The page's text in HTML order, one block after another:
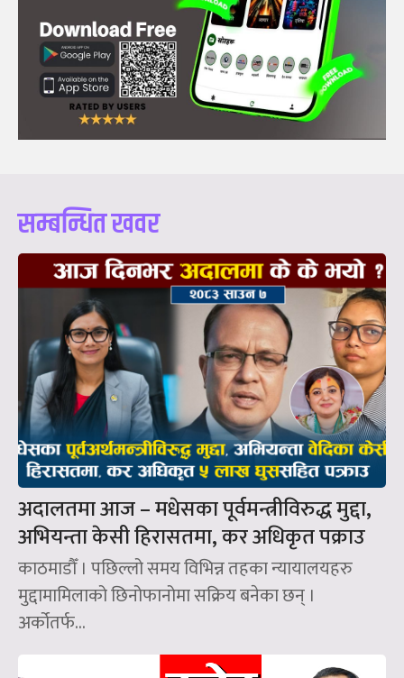
सम्बन्धित खवर
अदालतमा आज – मधेसका पूर्वमन्त्रीविरुद्ध मुद्दा,
अभियन्ता केसी हिरासतमा, कर अधिकृत पक्राउ
काठमाडौँ । पछिल्लो समय विभिन्न तहका न्यायालयहरु
मुद्दामामिलाको छिनोफानोमा सक्रिय बनेका छन् ।
अर्कोतर्फ...